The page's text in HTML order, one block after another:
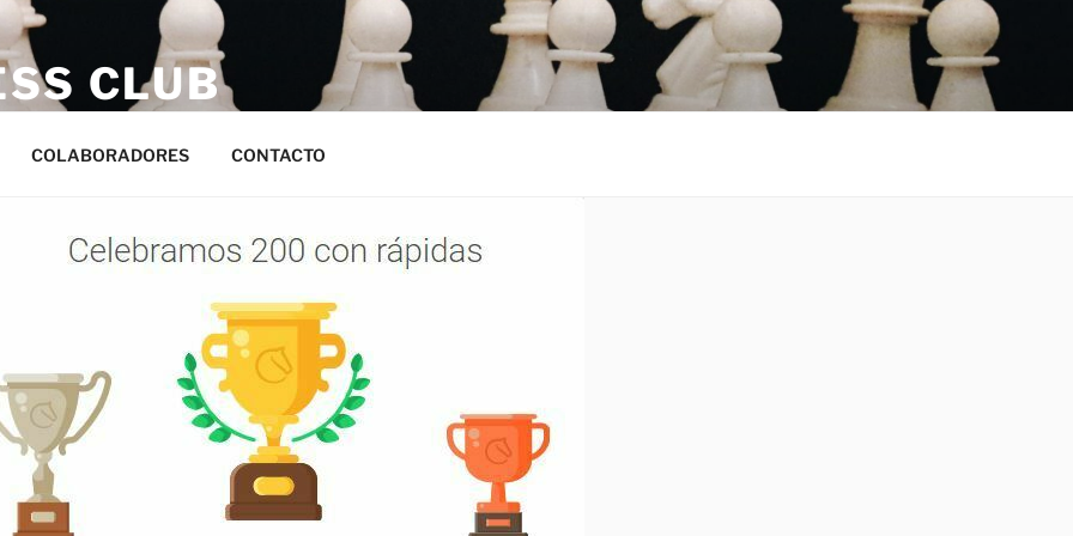
CLUB
COLABORADORES CONTACTO